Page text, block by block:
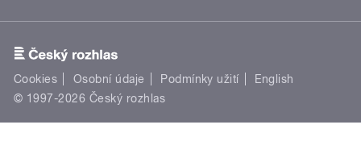
Cookies Osobní údaje Podmínky užití
English
© 1997-2026 Český rozhlas